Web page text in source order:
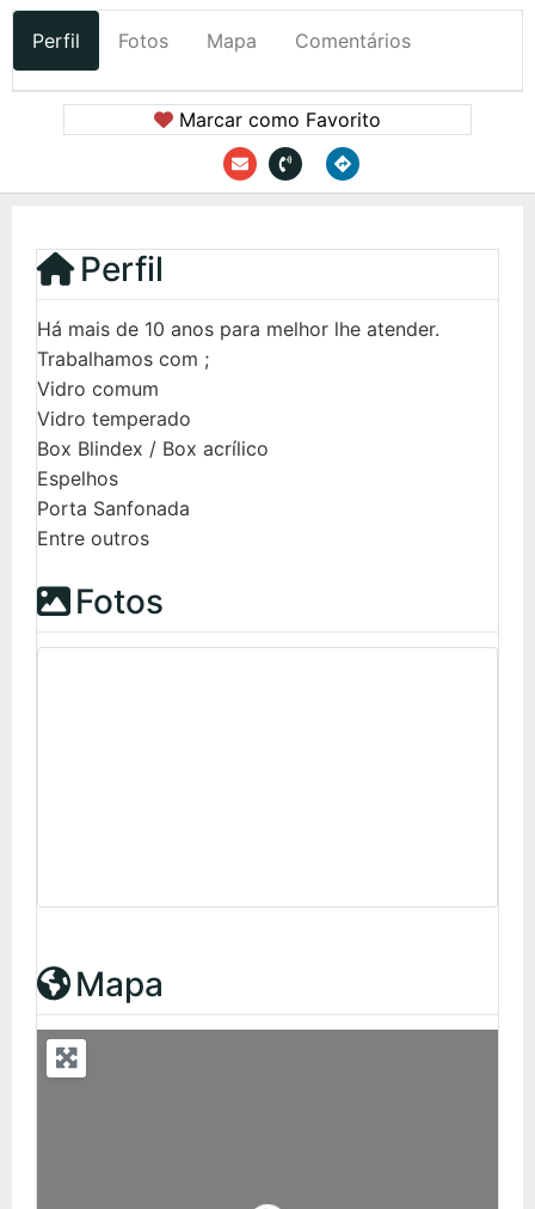
Perfil Fotos Mapa Comentários
Marcar como Favorito
Perfil
Há mais de 10 anos para melhor lhe atender.
Trabalhamos com ;
Vidro comum
Vidro temperado
Box Blindex / Box acrílico
Espelhos
Porta Sanfonada
Entre outros
Fotos
Mapa
Carregando...